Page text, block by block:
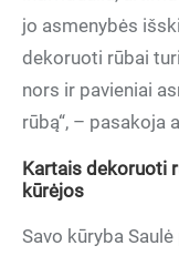
jo asmenybės
dekoruoti rūbai
nors ir pavieniai
rūbą“, – pasakoja
Kartais dekoruoti
kūrėjos
Savo kūryba